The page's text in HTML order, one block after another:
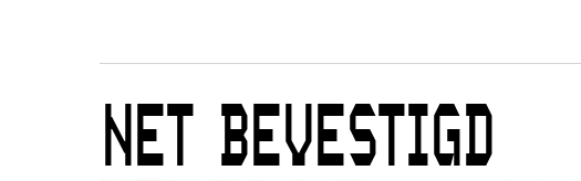
NET BEVESTIGD